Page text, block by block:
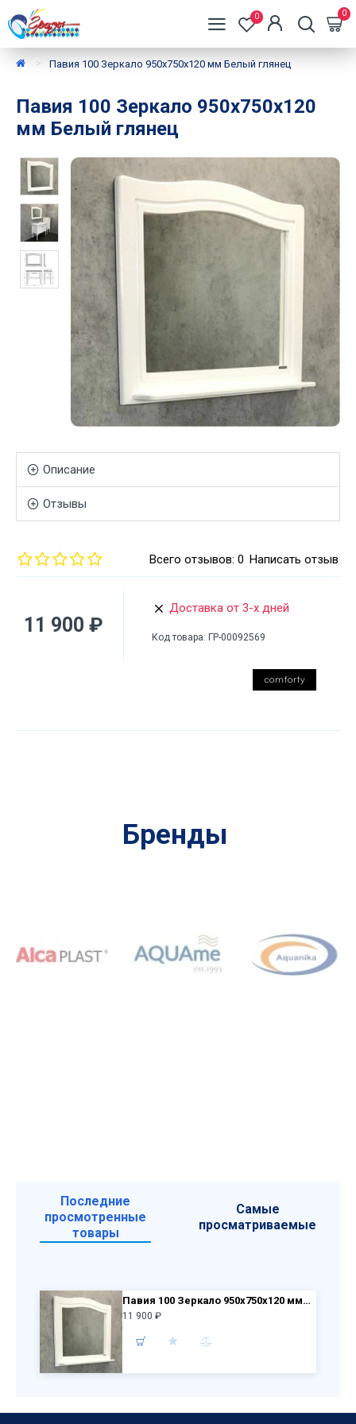
0 0
Павия 100 Зеркало 950х750х120 мм Белый глянец
Павия 100 Зеркало 950х750х120
мм Белый глянец
Описание
Отзывы
Всего отзывов: 0 Написать отзыв
11 900 ₽
Доставка от 3-х дней
Код товара: ГР-00092569
Бренды
Последние
просмотренные
товары
Самые
просматриваемые
Павия 100 Зеркало 950х750х120 мм Белый глянец
11 900 ₽